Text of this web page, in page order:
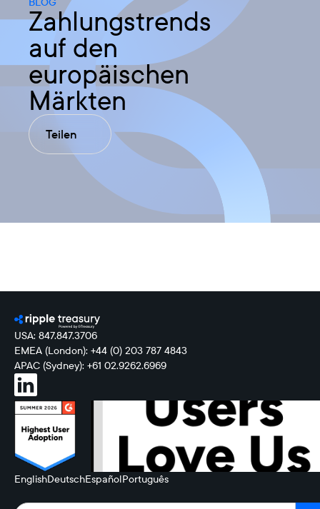
Zahlungstrends
auf den
europäischen
Märkten
Teilen
USA: 847.847.3706
EMEA (London): +44 (0) 203 787 4843
APAC (Sydney): +61 02.9262.6969
EnglishDeutschEspañolPortuguês